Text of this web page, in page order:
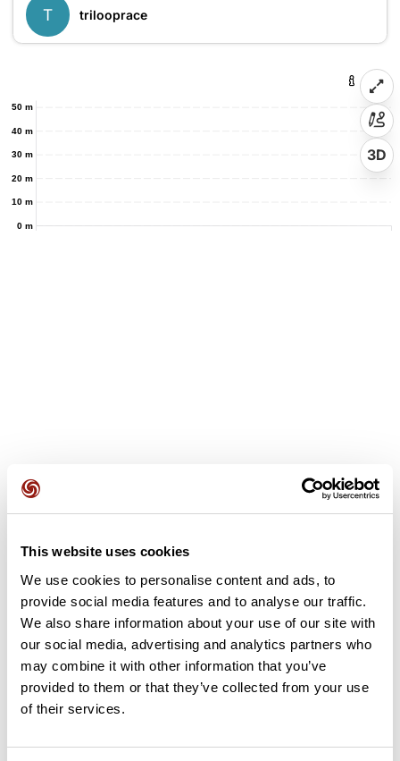
This website uses cookies
We use cookies to personalise content and ads, to
provide social media features and to analyse our traffic.
We also share information about your use of our site with
our social media, advertising and analytics partners who
may combine it with other information that you’ve
provided to them or that they’ve collected from your use
of their services.
T trilooprace
0 m
10 m
20 m
30 m
40 m
50 m
3D
Opiniones de los usuarios
Este recorrido aún no contiene opiniones. ¿Ya lo has
completado? ¡Deja la primera opinión!
Añadir una opinión
Resumen